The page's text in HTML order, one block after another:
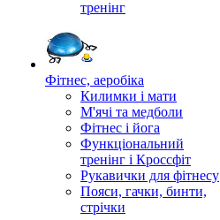
тренінг
Фітнес, аеробіка
Килимки і мати
М'ячі та медболи
Фітнес і йога
Функціональний
тренінг і Кроссфіт
Рукавички для фітнесу
Пояси, гачки, бинти,
стрічки